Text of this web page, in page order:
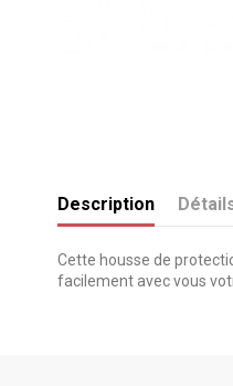
Description
Cette housse de
facilement avec vous